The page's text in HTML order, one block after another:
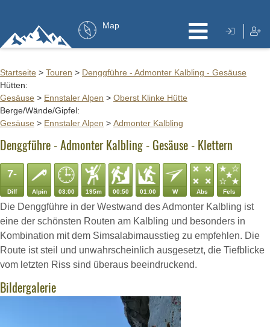
Map
Startseite > Touren > Denggführe - Admonter Kalbling - Gesäuse
Hütten:
Gesäuse > Ennstaler Alpen > Oberst Klinke Hütte
Berge/Wände/Gipfel:
Gesäuse > Ennstaler Alpen > Admonter Kalbling
Denggführe - Admonter Kalbling - Gesäuse - Klettern
7-
Diff Alpin 03:00 195m 00:50 01:00 W Abs Fels
Die Denggführe in der Westwand des Admonter Kalbling ist
eine der schönsten Routen am Kalbling und besonders in
Kombination mit dem Simsalabimausstieg zu empfehlen. Die
Route ist steil und unwahrscheinlich ausgesetzt, die Tiefblicke
vom letzten Riss sind überaus beeindruckend.
Bildergalerie